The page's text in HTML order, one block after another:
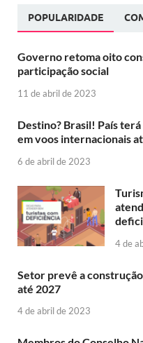
POPULARIDADE
Governo retoma oito
participação social
11 de abril de 2023
Destino? Brasil! País
em voos internacionais
6 de abril de 2023
4 de
Setor prevê a
até 2027
4 de abril de 2023